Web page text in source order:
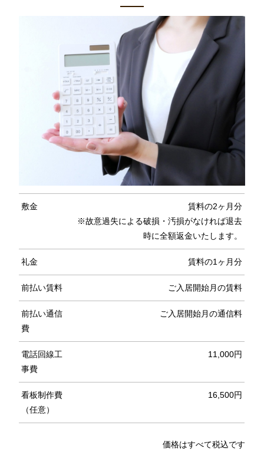
敷金
賃料の2ヶ月分
※故意過失による破損・汚損がなければ退去
時に全額返金いたします。
礼金 賃料の1ヶ月分
前払い賃料 ご入居開始月の賃料
前払い通信
費
ご入居開始月の通信料
電話回線工
事費
11,000円
看板制作費
（任意）
16,500円
価格はすべて税込です